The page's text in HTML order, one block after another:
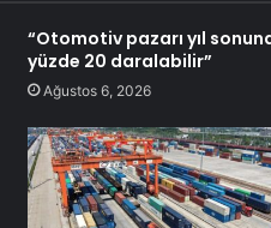
“Otomotiv pazarı yıl
yüzde 20 daralabilir”
Ağustos 6, 2026